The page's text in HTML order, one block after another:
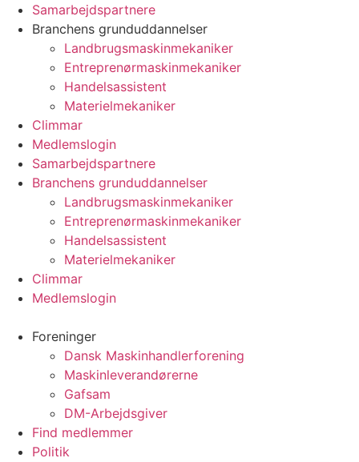
VidereSamarbejdspartnere
Branchens grunduddannelser
Landbrugsmaskinmekaniker
Entreprenørmaskinmekaniker
Handelsassistent
Materielmekaniker
Climmar
Medlemslogin
Samarbejdspartnere
Branchens grunduddannelser
Landbrugsmaskinmekaniker
Entreprenørmaskinmekaniker
Handelsassistent
Materielmekaniker
Climmar
Medlemslogin
Foreninger
Dansk Maskinhandlerforening
Maskinleverandørerne
Gafsam
DM-Arbejdsgiver
Find medlemmer
Politik